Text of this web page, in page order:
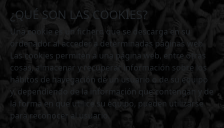
¿QUÉ SON LAS COOKIES?
Una cookie es un fichero que se descarga en su
ordenador al acceder a determinadas páginas web.
Las cookies permiten a una página web, entre otras
cosas, almacenar y recuperar información sobre los
hábitos de navegación de un usuario o de su equipo
y, dependiendo de la información que contengan y de
la forma en que utilice su equipo, pueden utilizarse
para reconocer al usuario.